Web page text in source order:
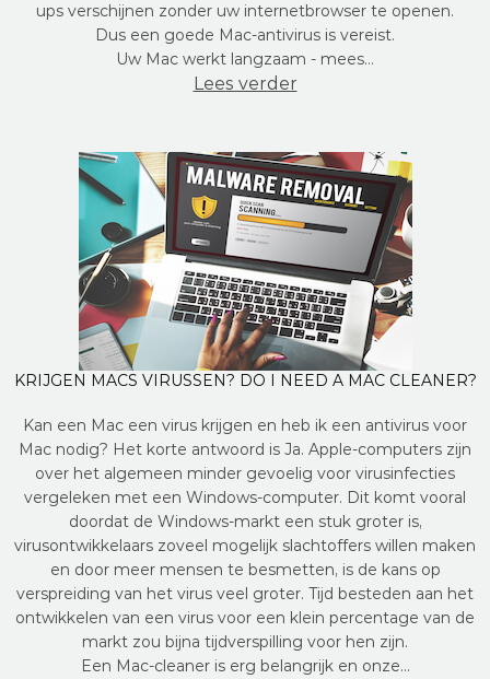
ups verschijnen zonder uw internetbrowser te openen.
Dus een goede Mac-antivirus is vereist.
Uw Mac werkt langzaam - mees…
Lees verder
KRIJGEN MACS VIRUSSEN? DO I NEED A MAC CLEANER?
Kan een Mac een virus krijgen en heb ik een antivirus voor
Mac nodig? Het korte antwoord is Ja. Apple-computers zijn
over het algemeen minder gevoelig voor virusinfecties
vergeleken met een Windows-computer. Dit komt vooral
doordat de Windows-markt een stuk groter is,
virusontwikkelaars zoveel mogelijk slachtoffers willen maken
en door meer mensen te besmetten, is de kans op
verspreiding van het virus veel groter. Tijd besteden aan het
ontwikkelen van een virus voor een klein percentage van de
markt zou bijna tijdverspilling voor hen zijn.
Een Mac-cleaner is erg belangrijk en onze…